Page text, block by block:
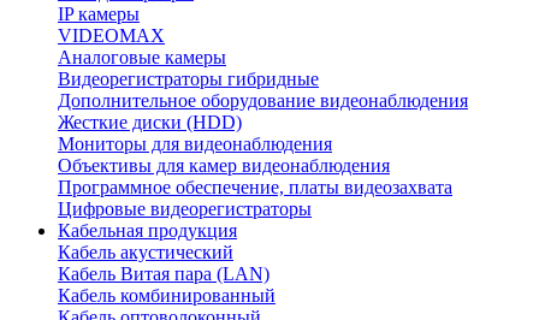
IP камеры
VIDEOMAX
Аналоговые камеры
Видеорегистраторы гибридные
Дополнительное оборудование видеонаблюдения
Жесткие диски (HDD)
Мониторы для видеонаблюдения
Объективы для камер видеонаблюдения
Программное обеспечение, платы видеозахвата
Цифровые видеорегистраторы
Кабельная продукция
Кабель акустический
Кабель Витая пара (LAN)
Кабель комбинированный